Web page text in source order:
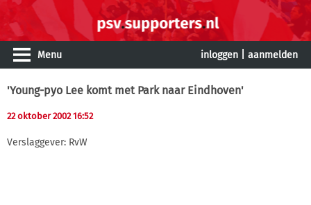
Menu inloggen aanmelden
'Young-pyo Lee komt met Park naar Eindhoven'
22 oktober 2002 16:52
Verslaggever: RvW